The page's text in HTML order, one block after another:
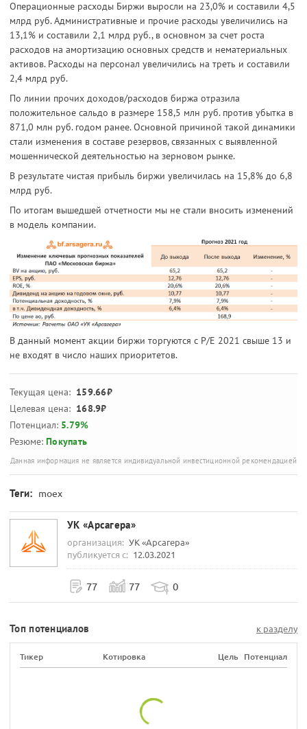
Операционные расходы Биржи выросли на 23,0% и составили 4,5
млрд руб. Административные и прочие расходы увеличились на
13,1% и составили 2,1 млрд руб., в основном за счет роста
расходов на амортизацию основных средств и нематериальных
активов. Расходы на персонал увеличились на треть и составили
2,4 млрд руб.
По линии прочих доходов/расходов биржа отразила
положительное сальдо в размере 158,5 млн руб. против убытка в
871,0 млн руб. годом ранее. Основной причиной такой динамики
стали изменения в составе резервов, связанных с выявленной
мошеннической деятельностью на зерновом рынке.
В результате чистая прибыль биржи увеличилась на 15,8% до 6,8
млрд руб.
По итогам вышедшей отчетности мы не стали вносить изменений
в модель компании.
В данный момент акции биржи торгуются с P/E 2021 свыше 13 и
не входят в число наших приоритетов.
Текущая цена: 159.66₽
Целевая цена: 168.9₽
Потенциал: 5.79%
Резюме: Покупать
Данная информация не является индивидуальной инвестиционной рекомендацией
Теги: moex
УК «Арсагера»
организация: УК «Арсагера»
публикуется с: 12.03.2021
77 77 0
Топ потенциалов к разделу
Тикер Котировка Цель Потенциал